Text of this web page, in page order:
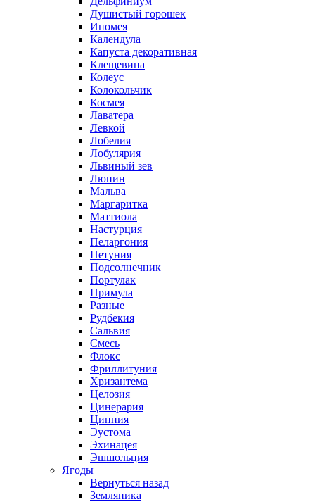
Душистый горошек
Ипомея
Календула
Капуста декоративная
Клещевина
Колеус
Колокольчик
Космея
Лаватера
Левкой
Лобелия
Лобулярия
Львиный зев
Люпин
Мальва
Маргаритка
Маттиола
Настурция
Пеларгония
Петуния
Подсолнечник
Портулак
Примула
Разные
Рудбекия
Сальвия
Смесь
Флокс
Фриллитуния
Хризантема
Целозия
Цинерария
Цинния
Эустома
Эхинацея
Эшшольция
Ягоды
Вернуться назад
Земляника